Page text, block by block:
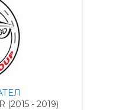
(2015 - 2019)